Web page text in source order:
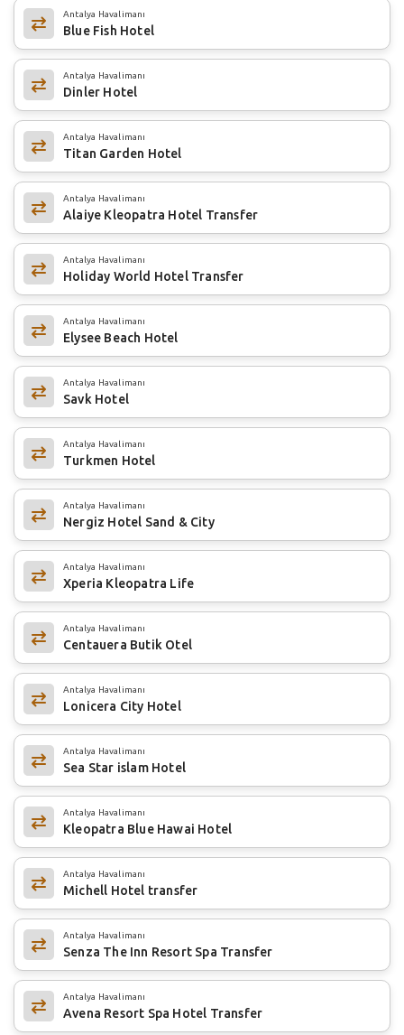
Antalya Havalimanı
Blue Fish Hotel
Antalya Havalimanı
Dinler Hotel
Antalya Havalimanı
Titan Garden Hotel
Antalya Havalimanı
Alaiye Kleopatra Hotel Transfer
Antalya Havalimanı
Holiday World Hotel Transfer
Antalya Havalimanı
Elysee Beach Hotel
Antalya Havalimanı
Savk Hotel
Antalya Havalimanı
Turkmen Hotel
Antalya Havalimanı
Nergiz Hotel Sand & City
Antalya Havalimanı
Xperia Kleopatra Life
Antalya Havalimanı
Centauera Butik Otel
Antalya Havalimanı
Lonicera City Hotel
Antalya Havalimanı
Sea Star islam Hotel
Antalya Havalimanı
Kleopatra Blue Hawai Hotel
Antalya Havalimanı
Michell Hotel transfer
Antalya Havalimanı
Senza The Inn Resort Spa Transfer
Antalya Havalimanı
Avena Resort Spa Hotel Transfer